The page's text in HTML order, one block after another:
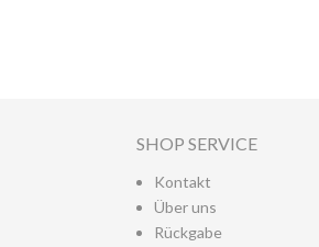
SHOP SERVICE
Kontakt
Über uns
Rückgabe